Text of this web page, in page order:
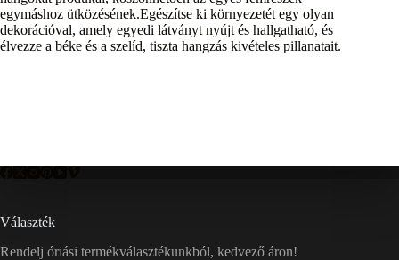
egymáshoz ütközésének.Egészítse ki környezetét egy olyan
dekorációval, amely egyedi látványt nyújt és hallgatható, és
élvezze a béke és a szelíd, tiszta hangzás kivételes pillanatait.
Választék
Rendelj óriási termékválasztékunkból, kedvező áron!